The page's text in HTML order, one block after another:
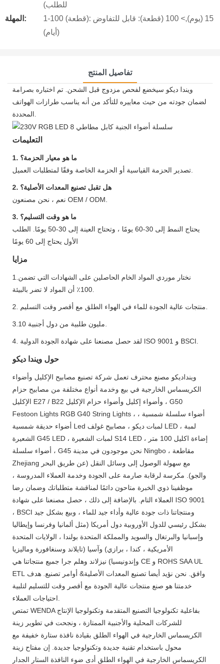
للطلب)
المهلة:
1-100 (قطعة): 15 (يوم),> 100 (قطعة): قابل للتفاوض
(أيام)
تفاصيل المنتج
ويندا ديكو سيخضع لفحص مزدوج قبل الشحن. تم اختباره بصرامة
لضمان جودته من حيث معاييره للتأكد من أنه يناسب طرازات الهواتف
التعليمات
1. ما هو معيار الحزمة؟
2. هل تقبل تصنيع المعدات الأصلية؟
نعم ، نحن مصنعون OEM / ODM.
3. ما هو وقت التسليم؟
يحتاج النمط إلى 30-60 يومًا ، وتحتاج العينة إلى 30-50 يومًا. الطلب
الأول يحتاج إلى 60 يومًا
مزايا
1.نختار موردي المواد الخام الحاصلين على الشهادات التي تضمن
4. لقد حصل مصنعنا على شهادة الجودة الدولية ISO 9001 و BSCI.
حول ويندا ديكو
وينداديكو مصنع محترف تعمل شركة تصنيع مصابيح الإكليل وأضواء
الكريسماس الخارجية في بيع وخدمة أنواع مختلفة من مصابيح حزام
الإكليل E27 / B22 وأضواء إكليل وأضواء حزام الإكليل ، G50
Festoon Lights RGB G40 String Lights ، أضواء سلسلة شمسية ،
أضواء حديقة شمسية Led لمبات ديكو ، مصابيح غولف LED ، لمبة
الشعيرة G45 LED ، لمبات الشعيرة S14 LED ، إضاءة اكليل 100 متر
، أضواء سلسلة G45 نحن موجودون في مدينة Ningbo ، مقاطعة
Zhejiang مع سهولة الوصول إلى وسائل النقل (عن طريق البحر
والجو). مكرسة لرقابة صارمة على الجودة وخدمة العملاء المدروسة ،
موظفينا ذوي الخبرة متاحون دائمًا لمناقشة متطلباتك وضمان رضا
العملاء التام. بالإضافة إلى ذلك ، حصل مصنعنا على شهادة ISO 9001
، BSCI ومنتجاتنا ذات جودة عالية وأداء جيد للماء ، وبيع بشكل جيد
بشكل رئيسي للدول الأوروبية دول أمريكا (مثل ألمانيا وفرنسا وإيطاليا
وإسبانيا والبرتغال والسويد والمملكة المتحدة بولندا ، الولايات المتحدة
الأمريكية ، كندا ، برازي) وآسيا (تايلاند وسنغافورة وماليزيا
وإندونيسيا) نيزلاند وهلم جرا جميع منتجاتنا هي CE و ROHS SAA UL
ETL وافق. نحن نؤيد أيضا تصنيع المعدات الأصلية& أوامر تصنيع. هدف
خدمتنا هو صنع منتجات عالية الجودة مع أقصر وقت للتسليم لتلبية
تمتص WENDA بفاعلية تكنولوجيا التصنيع المتقدمة وتكنولوجيا الإنتاج
للشركات المحلية والأجنبية الممتازة ، ونجحت في تطوير زينة
الكريسماس الخارجية في الهواء الطلق بقيادة نافذة ستارة خفيفة مع
محول باستخدام تقنية جديدة وتكنولوجيا جديدة. إن مفتاح زينة
الكريسماس الخارجية في الهواء الطلق أدى ضوء النافذة الستار الجدار